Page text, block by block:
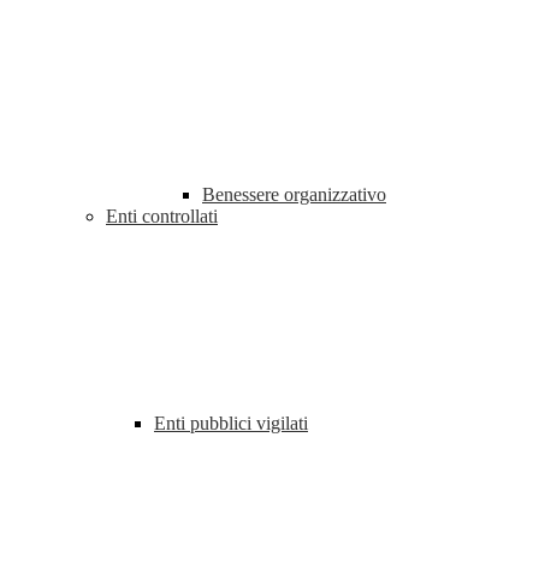
Benessere organizzativo
Enti controllati
Enti pubblici vigilati